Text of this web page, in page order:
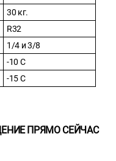
30 кг.
R32
1/4 и 3/8
-10 С
-15 С
ПРЯМО СЕЙЧАС